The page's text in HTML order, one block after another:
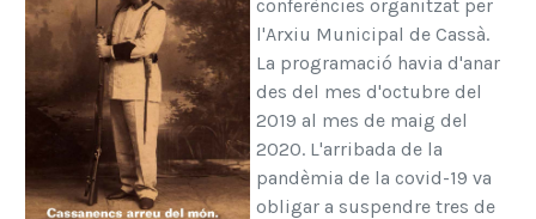
conferències organitzat per
l'Arxiu Municipal de Cassà.
La programació havia d'anar
des del mes d'octubre del
2019 al mes de maig del
2020. L'arribada de la
pandèmia de la covid-19 va
obligar a suspendre tres de